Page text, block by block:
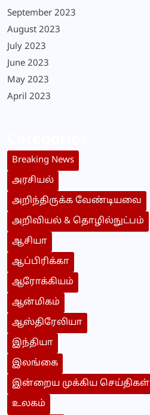
September 2023
August 2023
July 2023
June 2023
May 2023
April 2023
Breaking News
அரசியல்
அறிந்திருக்க வேண்டியவை
அறிவியல் & தொழில்நுட்பம்
ஆசியா
ஆப்பிரிக்கா
ஆரோக்கியம்
ஆன்மிகம்
ஆஸ்திரேலியா
இந்தியா
இலங்கை
இன்றைய முக்கிய செய்திகள்
உலகம்